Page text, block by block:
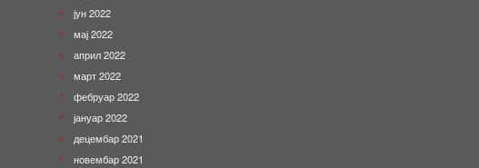
јун 2022
мај 2022
април 2022
март 2022
фебруар 2022
јануар 2022
децембар 2021
новембар 2021